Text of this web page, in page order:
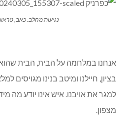
נגיעות מהלב: כאב, טראומה וזכרון
אנחנו במלחמה על הבית, הבית
בציון, חיילנו ומיטב בנינו מגויסים
למגר את אויבנו. איש אינו יודע מה
מצפון.